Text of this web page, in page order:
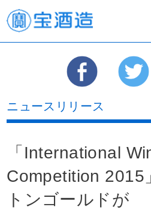
ニュースリリース
「International
Competition 2015
トンゴールドが